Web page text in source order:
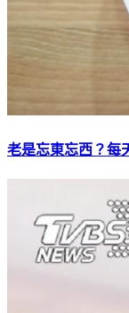
老是忘東忘西？